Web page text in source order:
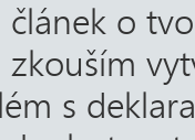
článek o
s